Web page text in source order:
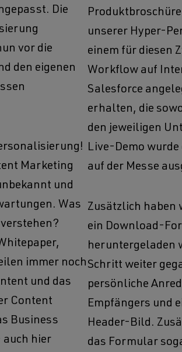
Die
vor die
den eigenen
Marketing
und
Was
immer noch
und das
Content
Business
hier
unserer Hyper-
einem für diesen
Workflow auf
Salesforce
erhalten, die
den jeweiligen
Live-Demo
auf der Messe
Zusätzlich haben
ein Download-
heruntergeladen
Schritt weiter
persönliche
Empfängers und
Header-Bild.
das Formular